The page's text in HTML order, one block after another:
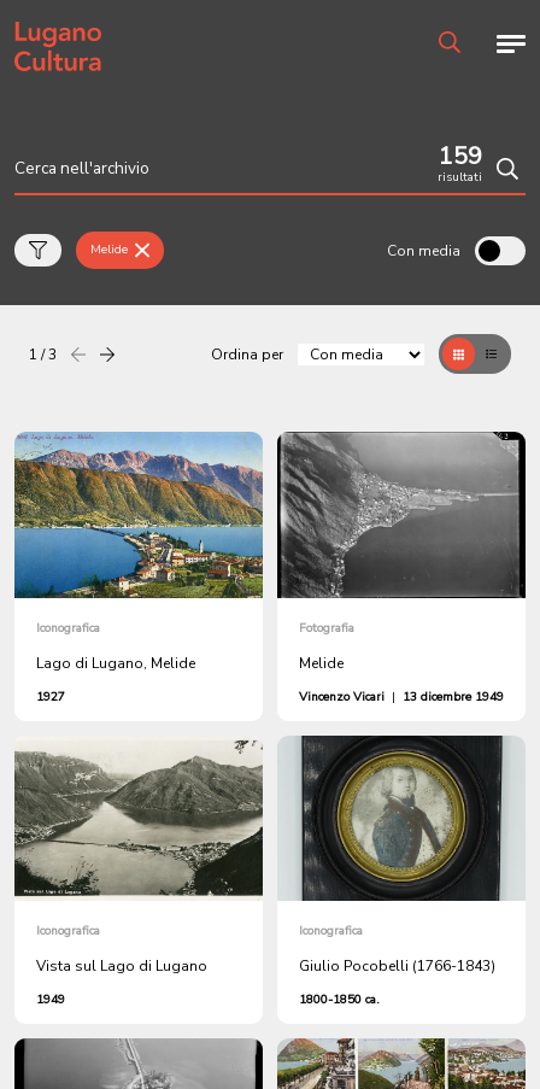
Home page
159
risultati
Melide Con media
1 / 3 Precedentesuccessiva Ordina per GrigliaTable
Iconografica
Lago di Lugano, Melide
1927
Fotografia
Melide
Vincenzo Vicari | 13 dicembre 1949
Iconografica
Vista sul Lago di Lugano
1949
Iconografica
Giulio Pocobelli (1766-1843)
1800-1850 ca.